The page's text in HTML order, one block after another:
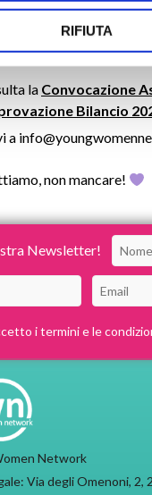
RIFIUTA
informazioni:
la Convocazione
Bilancio
a
non mancare!
Newsletter!
i termini e le
Network
Via degli Omenoni, 2,